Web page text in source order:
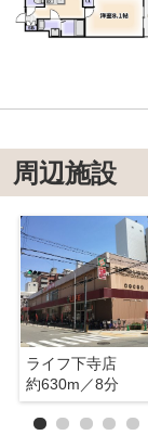
周辺施設
ライフ下寺店
約630m／8分